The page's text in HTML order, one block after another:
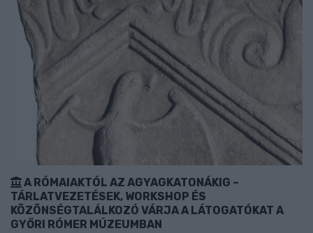
A RÓMAIAKTÓL AZ AGYAGKATONÁKIG –
TÁRLATVEZETÉSEK, WORKSHOP ÉS
KÖZÖNSÉGTALÁLKOZÓ VÁRJA A LÁTOGATÓKAT A
GYŐRI RÓMER MÚZEUMBAN